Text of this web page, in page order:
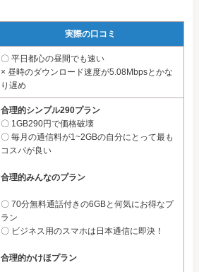
実際の口コミ
〇 平日都心の昼間でも速い
× 昼時のダウンロード速度が5.08Mbpsとかな
り遅め
合理的シンプル290プラン
〇 1GB290円で価格破壊
〇 毎月の通信料が1~2GBの自分にとって最も
コスパが良い
合理的みんなのプラン
〇 70分無料通話付きの6GBと何気にお得なプ
ラン
〇 ビジネス用のスマホは日本通信に即決！
合理的かけほプラン